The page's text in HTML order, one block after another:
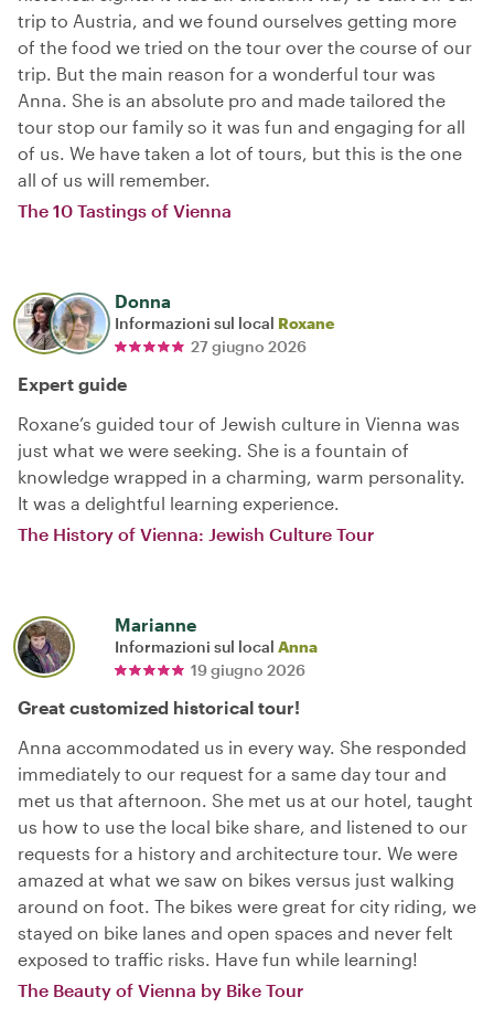
trip to Austria, and we found ourselves getting more
of the food we tried on the tour over the course of our
trip. But the main reason for a wonderful tour was
Anna. She is an absolute pro and made tailored the
tour stop our family so it was fun and engaging for all
of us. We have taken a lot of tours, but this is the one
all of us will remember.
The 10 Tastings of Vienna
Donna
Informazioni sul local Roxane
27 giugno 2026
Expert guide
Roxane’s guided tour of Jewish culture in Vienna was
just what we were seeking. She is a fountain of
knowledge wrapped in a charming, warm personality.
It was a delightful learning experience.
The History of Vienna: Jewish Culture Tour
Marianne
Informazioni sul local Anna
19 giugno 2026
Great customized historical tour!
Anna accommodated us in every way. She responded
immediately to our request for a same day tour and
met us that afternoon. She met us at our hotel, taught
us how to use the local bike share, and listened to our
requests for a history and architecture tour. We were
amazed at what we saw on bikes versus just walking
around on foot. The bikes were great for city riding, we
stayed on bike lanes and open spaces and never felt
exposed to traffic risks. Have fun while learning!
The Beauty of Vienna by Bike Tour